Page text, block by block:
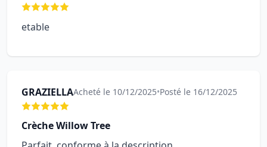
etable
GRAZIELLAAcheté le 10/12/2025•Posté le 16/12/2025
Crèche Willow Tree